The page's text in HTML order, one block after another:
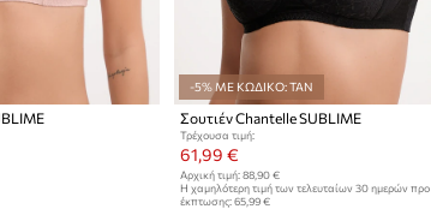
-5% ΜΕ ΚΩΔΙΚΟ: TAN
Σουτιέν Chantelle SUBLIME
Τρέχουσα τιμή:
61,99 €
Αρχική τιμή: 88,90 €
Η χαμηλότερη τιμή των τελευταίων 30 ημερών προ
έκπτωσης: 65,99 €